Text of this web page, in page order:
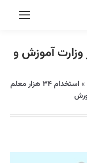
در وزارت آموزش و
»
استخدام ۳۴ هزار معلم